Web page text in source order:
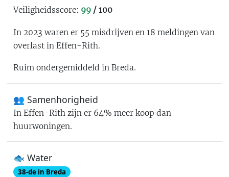
Veiligheidsscore: 99 / 100
In 2023 waren er 55 misdrijven en 18 meldingen van
overlast in Effen-Rith.
Ruim ondergemiddeld in Breda.
👥 Samenhorigheid
InEffen-Rith zijn er 64% meer koop dan
huurwoningen.
🐟 Water
38-de in Breda